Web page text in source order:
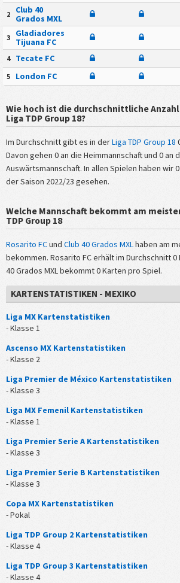
2
Club 40
Grados MXL
3
Gladiadores
Tijuana FC
4 Tecate FC
5 London FC
Wie hoch ist die durchschnittliche
Liga TDP Group 18?
Im Durchschnitt gibt es in derLiga TDP Group 18
Davon gehen 0 an die Heimmannschaft und 0 an
Auswärtsmannschaft. In allen Spielen haben wir
der Saison 2022/23 gesehen.
Welche Mannschaft bekommt am
TDP Group 18
Rosarito FCund Club 40 Grados MXLhaben am
bekommen. Rosarito FC erhält im Durchschnitt
40 Grados MXL bekommt 0 Karten pro Spiel.
KARTENSTATISTIKEN - MEXIKO
Liga MX Kartenstatistiken
- Klasse 1
Ascenso MX Kartenstatistiken
- Klasse 2
Liga Premier de México Kartenstatistiken
- Klasse 3
Liga MX Femenil Kartenstatistiken
- Klasse 1
Liga Premier Serie A Kartenstatistiken
- Klasse 3
Liga Premier Serie B Kartenstatistiken
- Klasse 3
Copa MX Kartenstatistiken
- Pokal
Liga TDP Group 2 Kartenstatistiken
- Klasse 4
Liga TDP Group 3 Kartenstatistiken
- Klasse 4